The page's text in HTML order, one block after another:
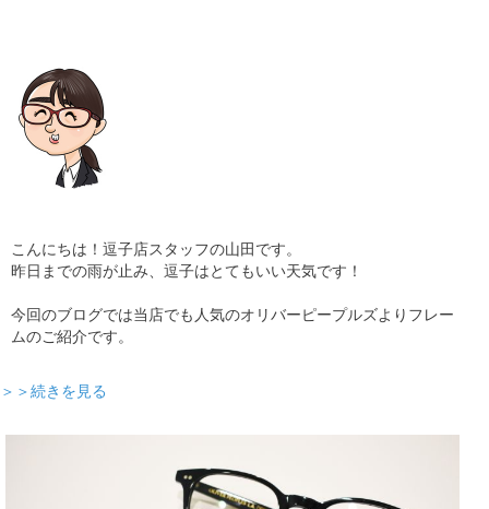
こんにちは！逗子店スタッフの山田です。
昨日までの雨が止み、逗子はとてもいい天気です！
今回のブログでは当店でも人気のオリバーピープルズよりフレー
ムのご紹介です。
＞＞続きを見る